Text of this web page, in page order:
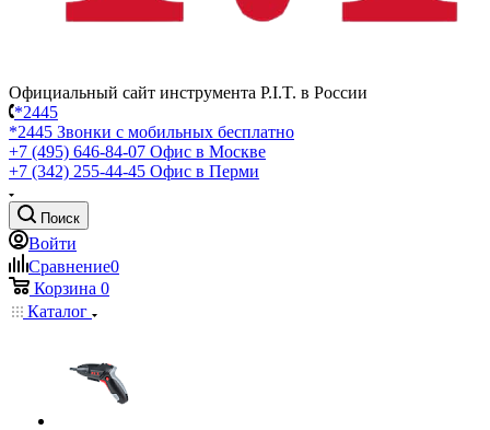
Официальный сайт инструмента P.I.T. в России
*2445
*2445 Звонки с мобильных бесплатно
+7 (495) 646-84-07 Офис в Москве
+7 (342) 255-44-45 Офис в Перми
Поиск
Войти
Сравнение0
Корзина 0
Каталог